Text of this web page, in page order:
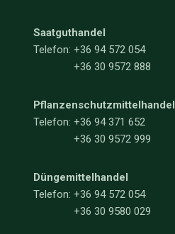
Saatguthandel
Telefon: +36 94 572 054
+36 30 9572 888
Pflanzenschutzmittelhandel
Telefon: +36 94 371 652
+36 30 9572 999
Düngemittelhandel
Telefon: +36 94 572 054
+36 30 9580 029